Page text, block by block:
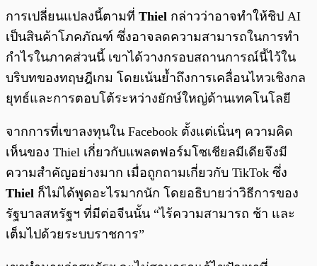
การเปลี่ยนแปลงนี้ตามที่ Thiel กล่าวว่าอาจทำให้ชิป AI
เป็นสินค้าโภคภัณฑ์ ซึ่งอาจลดความสามารถในการทำ
กำไรในภาคส่วนนี้ เขาได้วางกรอบสถานการณ์นี้ไว้ใน
บริบทของทฤษฎีเกม โดยเน้นย้ำถึงการเคลื่อนไหวเชิงกล
ยุทธ์และการตอบโต้ระหว่างยักษ์ใหญ่ด้านเทคโนโลยี
จากการที่เขาลงทุนใน Facebook ตั้งแต่เนิ่นๆ ความคิด
เห็นของ Thiel เกี่ยวกับแพลตฟอร์มโซเชียลมีเดียจึงมี
ความสำคัญอย่างมาก เมื่อถูกถามเกี่ยวกับ TikTok ซึ่ง
Thiel ก็ไม่ได้พูดอะไรมากนัก โดยอธิบายว่าวิธีการของ
รัฐบาลสหรัฐฯ ที่มีต่อจีนนั้น “ไร้ความสามารถ ช้า และ
เต็มไปด้วยระบบราชการ”